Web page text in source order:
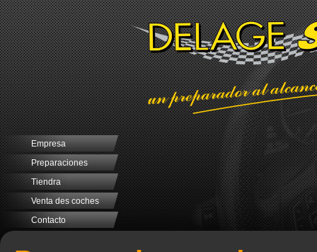
Empresa
Preparaciones
Tiendra
Venta des coches
Contacto